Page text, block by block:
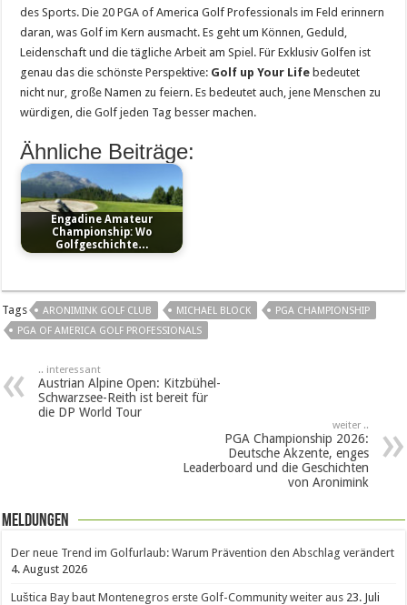
des Sports. Die 20 PGA of America Golf Professionals im Feld erinnern
daran, was Golf im Kern ausmacht. Es geht um Können, Geduld,
Leidenschaft und die tägliche Arbeit am Spiel. Für Exklusiv Golfen ist
genau das die schönste Perspektive: Golf up Your Life bedeutet
nicht nur, große Namen zu feiern. Es bedeutet auch, jene Menschen zu
würdigen, die Golf jeden Tag besser machen.
Ähnliche Beiträge:
Engadine Amateur
Championship: Wo
Golfgeschichte…
Tags ARONIMINK GOLF CLUB MICHAEL BLOCK
PGA CHAMPIONSHIP
PGA OF AMERICA GOLF PROFESSIONALS
.. interessant
Austrian Alpine Open: Kitzbühel-
Schwarzsee-Reith ist bereit für
die DP World Tour
weiter ..
PGA Championship 2026:
Deutsche Akzente, enges
Leaderboard und die Geschichten
von Aronimink
Meldungen
Der neue Trend im Golfurlaub: Warum Prävention den Abschlag verändert
4. August 2026
Luštica Bay baut Montenegros erste Golf-Community weiter aus 23. Juli